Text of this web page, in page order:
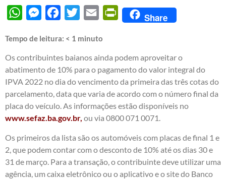
WhatsAppMessengerFacebook
Twitter Email PrintFriendly
Share
Tempo de leitura: < 1 minuto
Os contribuintes baianos ainda podem aproveitar o
abatimento de 10% para o pagamento do valor integral do
IPVA 2022 no dia do vencimento da primeira das três cotas do
parcelamento, data que varia de acordo com o número final da
placa do veículo. As informações estão disponíveis no
www.sefaz.ba.gov.br, ou via 0800 071 0071.
Os primeiros da lista são os automóveis com placas de final 1 e
2, que podem contar com o desconto de 10% até os dias 30 e
31 de março. Para a transação, o contribuinte deve utilizar uma
agência, um caixa eletrônico ou o aplicativo e o site do Banco